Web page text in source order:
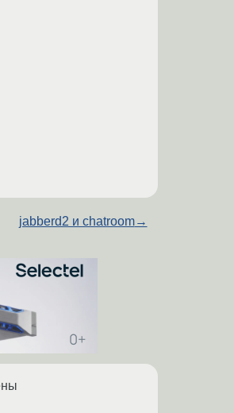
jabberd2 и chatroom→